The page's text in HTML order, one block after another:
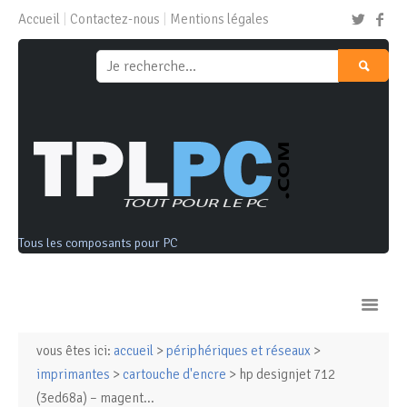
Accueil Contactez-nous Mentions légales
Tous les composants pour PC
Ordinateurs & Tablettes
vous êtes ici: accueil > périphériques et réseaux >
imprimantes > cartouche d'encre > hp designjet 712
(3ed68a) – magent...